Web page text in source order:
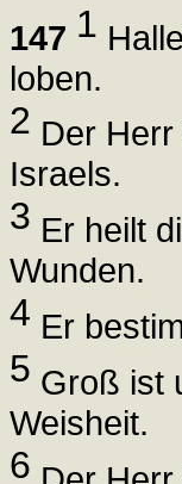
147 1
loben.
2 Der
Israels.
3 Er heilt
Wunden.
4 Er
5 Groß ist
Weisheit.
6